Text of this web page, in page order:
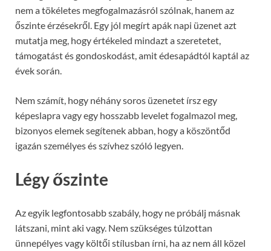
nem a tökéletes megfogalmazásról szólnak, hanem az
őszinte érzésekről. Egy jól megírt apák napi üzenet azt
mutatja meg, hogy értékeled mindazt a szeretetet,
támogatást és gondoskodást, amit édesapádtól kaptál az
évek során.
Nem számít, hogy néhány soros üzenetet írsz egy
képeslapra vagy egy hosszabb levelet fogalmazol meg,
bizonyos elemek segítenek abban, hogy a köszöntőd
igazán személyes és szívhez szóló legyen.
Légy őszinte
Az egyik legfontosabb szabály, hogy ne próbálj másnak
látszani, mint aki vagy. Nem szükséges túlzottan
ünnepélyes vagy költői stílusban írni, ha az nem áll közel